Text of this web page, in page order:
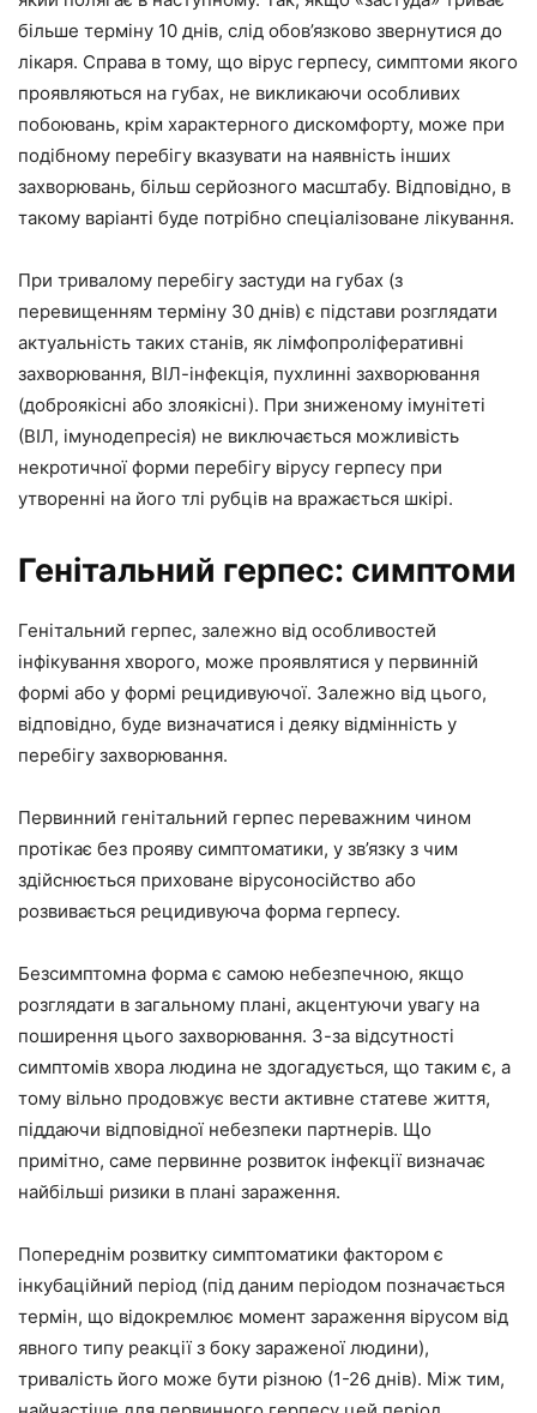
більше терміну 10 днів, слід обов’язково звернутися до
лікаря. Справа в тому, що вірус герпесу, симптоми якого
проявляються на губах, не викликаючи особливих
побоювань, крім характерного дискомфорту, може при
подібному перебігу вказувати на наявність інших
захворювань, більш серйозного масштабу. Відповідно, в
такому варіанті буде потрібно спеціалізоване лікування.
При тривалому перебігу застуди на губах (з
перевищенням терміну 30 днів) є підстави розглядати
актуальність таких станів, як лімфопроліферативні
захворювання, ВІЛ-інфекція, пухлинні захворювання
(доброякісні або злоякісні). При зниженому імунітеті
(ВІЛ, імунодепресія) не виключається можливість
некротичної форми перебігу вірусу герпесу при
утворенні на його тлі рубців на вражається шкірі.
Генітальний герпес: симптоми
Генітальний герпес, залежно від особливостей
інфікування хворого, може проявлятися у первинній
формі або у формі рецидивуючої. Залежно від цього,
відповідно, буде визначатися і деяку відмінність у
перебігу захворювання.
Первинний генітальний герпес переважним чином
протікає без прояву симптоматики, у зв’язку з чим
здійснюється приховане вірусоносійство або
розвивається рецидивуюча форма герпесу.
Безсимптомна форма є самою небезпечною, якщо
розглядати в загальному плані, акцентуючи увагу на
поширення цього захворювання. З-за відсутності
симптомів хвора людина не здогадується, що таким є, а
тому вільно продовжує вести активне статеве життя,
піддаючи відповідної небезпеки партнерів. Що
примітно, саме первинне розвиток інфекції визначає
найбільші ризики в плані зараження.
Попереднім розвитку симптоматики фактором є
інкубаційний період (під даним періодом позначається
термін, що відокремлює момент зараження вірусом від
явного типу реакції з боку зараженої людини),
тривалість його може бути різною (1-26 днів). Між тим,